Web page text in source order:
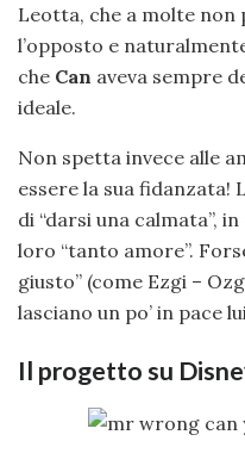
Leotta, che a molte non
l’opposto e
che Can aveva sempre
ideale.
Non spetta invece alle
essere la sua fidanzata!
di “darsi una calmata”,
loro “tanto amore”.
giusto” (come Ezgi –
lasciano un po’ in pace
Il progetto su